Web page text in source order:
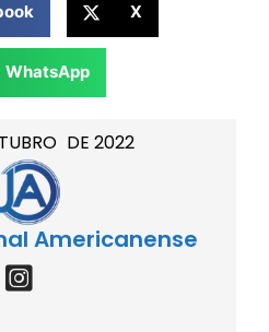
DE 2022
Americanense
X
WhatsApp